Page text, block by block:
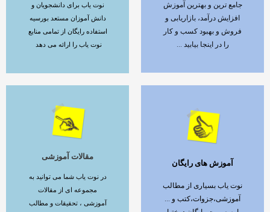
جامع ترین و بهترین آموزش
افزایش درآمد، بازاریابی و
فروش و بهبود کسب و کار
را در اینجا بیابید ...
نوت یاب برای دانشجویان و
دانش آموزان مستعد بورسیه
استفاده رایگان از تمامی منابع
نوت یاب را ارائه می دهد
آموزش های رایگان
نوت یاب بسیاری از مطالب
آموزشی،جزوات،کتب و ...
ادامه مطلب
مقالات آموزشی
در نوت یاب شما می توانید به
مجموعه ای از مقالات
آموزشی ، تحقیقات و مطالب